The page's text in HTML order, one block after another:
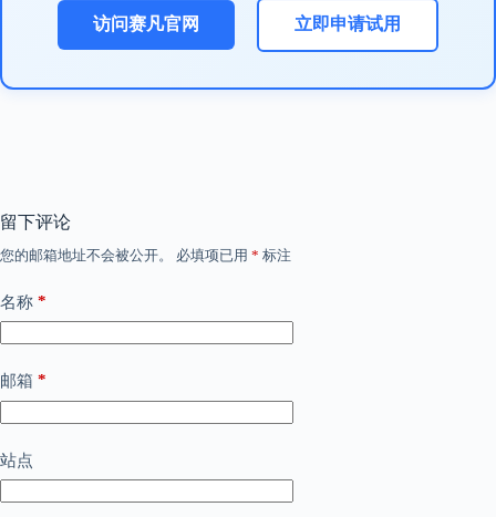
访问赛凡官网 立即申请试用
留下评论
您的邮箱地址不会被公开。 必填项已用 * 标注
名称 *
邮箱 *
站点